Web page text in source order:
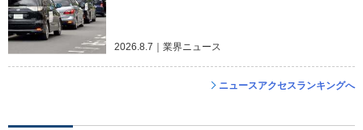
2026.8.7｜業界ニュース
ニュースアクセスランキングへ